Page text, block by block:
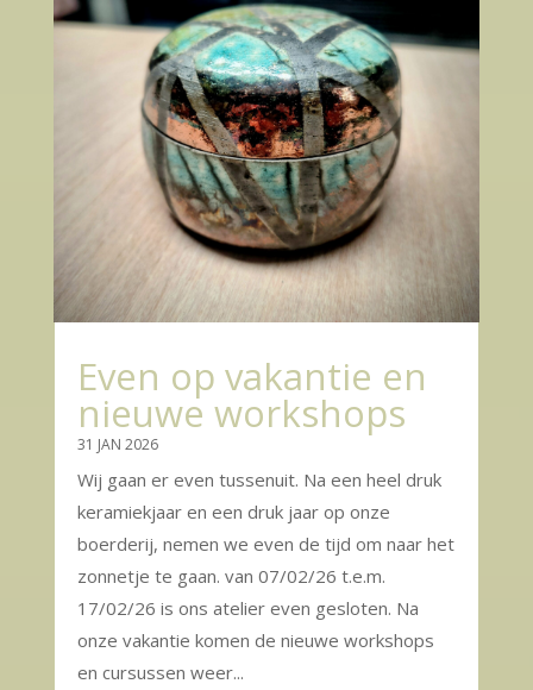
Even op vakantie en
nieuwe workshops
31 JAN 2026
Wij gaan er even tussenuit. Na een heel druk
keramiekjaar en een druk jaar op onze
boerderij, nemen we even de tijd om naar het
zonnetje te gaan. van 07/02/26 t.e.m.
17/02/26 is ons atelier even gesloten. Na
onze vakantie komen de nieuwe workshops
en cursussen weer...